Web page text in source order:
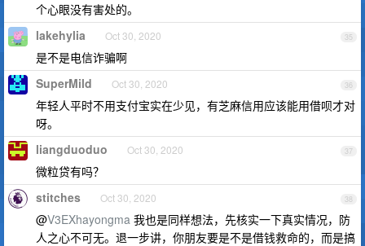
个心眼没有害处的。
35
lakehylia Oct 30, 2020
是不是电信诈骗啊
36
SuperMild Oct 30, 2020
年轻人平时不用支付宝实在少见，有芝麻信用应该能用借呗才对
呀。
37
liangduoduo Oct 30, 2020
微粒贷有吗？
38
stitches Oct 30, 2020
@V3EXhayongma 我也是同样想法，先核实一下真实情况，防
人之心不可无。退一步讲，你朋友要是不是借钱救命的，而是搞